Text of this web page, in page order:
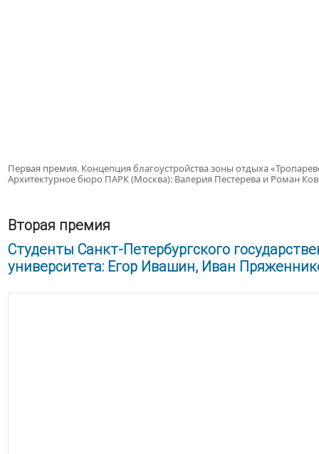
Первая премия. Концепция благоустройства зоны отдыха
Архитектурное бюро ПАРК (Москва): Валерия Пестерева и Роман
Вторая премия
Студенты Санкт-Петербургского
университета: Егор Ивашин, Иван